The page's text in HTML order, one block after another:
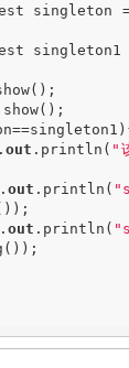
out .println( "
out .println(
out .println(